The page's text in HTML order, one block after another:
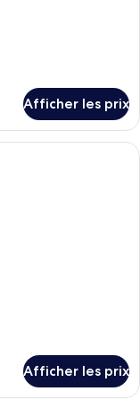
Afficher les prix
vue sur le parc |
Afficher les prix